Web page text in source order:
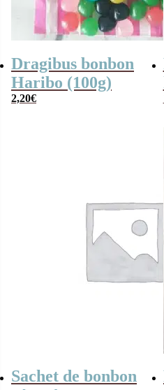
Dragibus bonbon
Haribo (100g)
2,20€
Sachet de bonbon